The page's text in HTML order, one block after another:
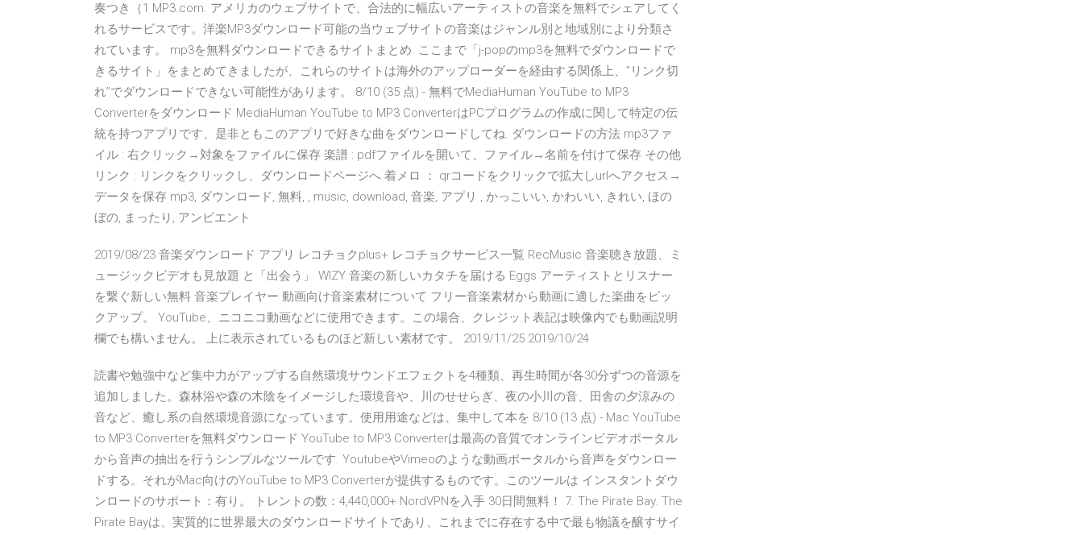
奏つき（1 MP3.com. アメリカのウェブサイトで、合法的に幅広いアーティストの音楽を無料でシェアしてく
れるサービスです。洋楽MP3ダウンロード可能の当ウェブサイトの音楽はジャンル別と地域別により分類さ
れています。 mp3を無料ダウンロードできるサイトまとめ. ここまで「j-popのmp3を無料でダウンロードで
きるサイト」をまとめてきましたが、これらのサイトは海外のアップローダーを経由する関係上、”リンク切
れ”でダウンロードできない可能性があります。 8/10 (35 点) - 無料でMediaHuman YouTube to MP3
Converterをダウンロード MediaHuman YouTube to MP3 ConverterはPCプログラムの作成に関して特定の伝
統を持つアプリです、是非ともこのアプリで好きな曲をダウンロードしてね. ダウンロードの方法 mp3ファ
イル : 右クリック→対象をファイルに保存 楽譜 : pdfファイルを開いて、ファイル→名前を付けて保存 その他
リンク : リンクをクリックし、ダウンロードページへ 着メロ ： qrコードをクリックで拡大しurlへアクセス→
データを保存 mp3, ダウンロード, 無料, , music, download, 音楽, アプリ , かっこいい, かわいい, きれい, ほの
ぼの, まったり, アンビエント
2019/08/23 音楽ダウンロード アプリ レコチョクplus+ レコチョクサービス一覧 RecMusic 音楽聴き放題、ミ
ュージックビデオも見放題 と「出会う」 WIZY 音楽の新しいカタチを届ける Eggs アーティストとリスナー
を繋ぐ新しい無料 音楽プレイヤー 動画向け音楽素材について フリー音楽素材から動画に適した楽曲をピッ
クアップ。 YouTube、ニコニコ動画などに使用できます。この場合、クレジット表記は映像内でも動画説明
欄でも構いません。 上に表示されているものほど新しい素材です。 2019/11/25 2019/10/24
読書や勉強中など集中力がアップする自然環境サウンドエフェクトを4種類、再生時間が各30分ずつの音源を
追加しました。森林浴や森の木陰をイメージした環境音や、川のせせらぎ、夜の小川の音、田舎の夕涼みの
音など、癒し系の自然環境音源になっています。使用用途などは、集中して本を 8/10 (13 点) - Mac YouTube
to MP3 Converterを無料ダウンロード YouTube to MP3 Converterは最高の音質でオンラインビデオポータル
から音声の抽出を行うシンプルなツールです. YoutubeやVimeoのような動画ポータルから音声をダウンロー
ドする。それがMac向けのYouTube to MP3 Converterが提供するものです。このツールは インスタントダウ
ンロードのサポート：有り。 トレントの数：4,440,000+ NordVPNを入手 30日間無料！ 7. The Pirate Bay. The
Pirate Bayは、実質的に世界最大のダウンロードサイトであり、これまでに存在する中で最も物議を醸すサイ